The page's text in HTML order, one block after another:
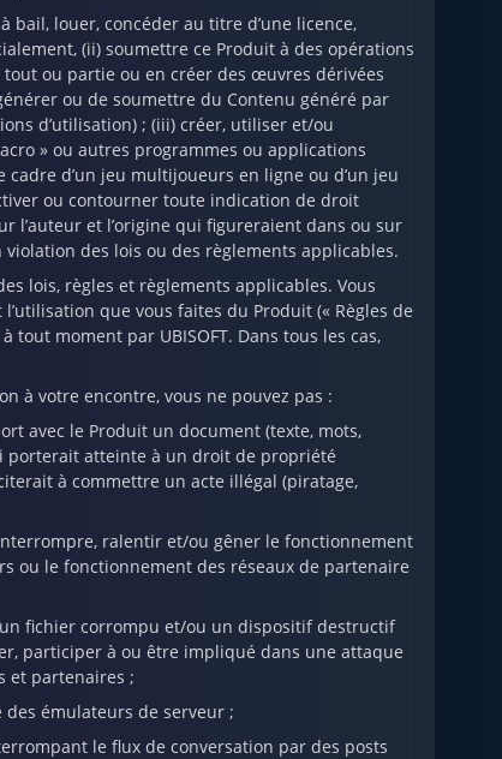
bail, louer, concéder au titre d’une licence,
(ii) soumettre ce Produit à des opérations
tout ou partie ou en créer des œuvres dérivées
ou de soumettre du Contenu généré par
d’utilisation) ; (iii) créer, utiliser et/ou
» ou autres programmes ou applications
d’un jeu multijoueurs en ligne ou d’un jeu
ou contourner toute indication de droit
l’auteur et l’origine qui figureraient dans ou sur
des lois ou des règlements applicables.
lois, règles et règlements applicables. Vous
que vous faites du Produit (« Règles de
moment par UBISOFT. Dans tous les cas,
à votre encontre, vous ne pouvez pas :
avec le Produit un document (texte, mots,
porterait atteinte à un droit de propriété
à commettre un acte illégal (piratage,
ralentir et/ou gêner le fonctionnement
ou le fonctionnement des réseaux de partenaire
fichier corrompu et/ou un dispositif destructif
participer à ou être impliqué dans une attaque
et partenaires ;
émulateurs de serveur ;
le flux de conversation par des posts